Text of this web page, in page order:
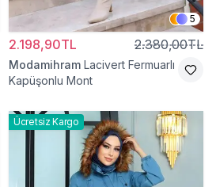
5
2.198,90TL 2.380,00TL
Modamihram Lacivert Fermuarlı
Kapüşonlu Mont
Ücretsiz Kargo